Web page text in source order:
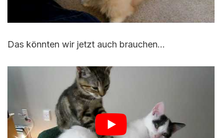
Das könnten wir jetzt auch brauchen…